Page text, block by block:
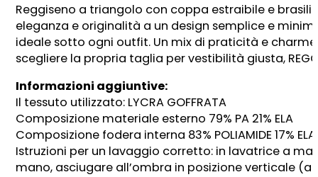
Reggiseno a triangolo con coppa estraibile e
eleganza e originalità a un design semplice e
ideale sotto ogni outfit. Un mix di praticità e
scegliere la propria taglia per vestibilità giusta,
Informazioni aggiuntive:
Il tessuto utilizzato: LYCRA GOFFRATA
Composizione materiale esterno 79% PA 21% ELA
Composizione fodera interna 83% POLIAMIDE 17%
Istruzioni per un lavaggio corretto: in lavatrice a
mano, asciugare all’ombra in posizione verticale